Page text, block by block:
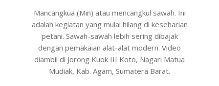
15Mancangkua (Min) atau mencangkul sawah. Ini
adalah kegiatan yang mulai hilang di keseharian
petani. Sawah-sawah lebih sering dibajak
dengan pemakaian alat-alat modern. Video
diambil di Jorong Kuok III Koto, Nagari Matua
Mudiak, Kab. Agam, Sumatera Barat.